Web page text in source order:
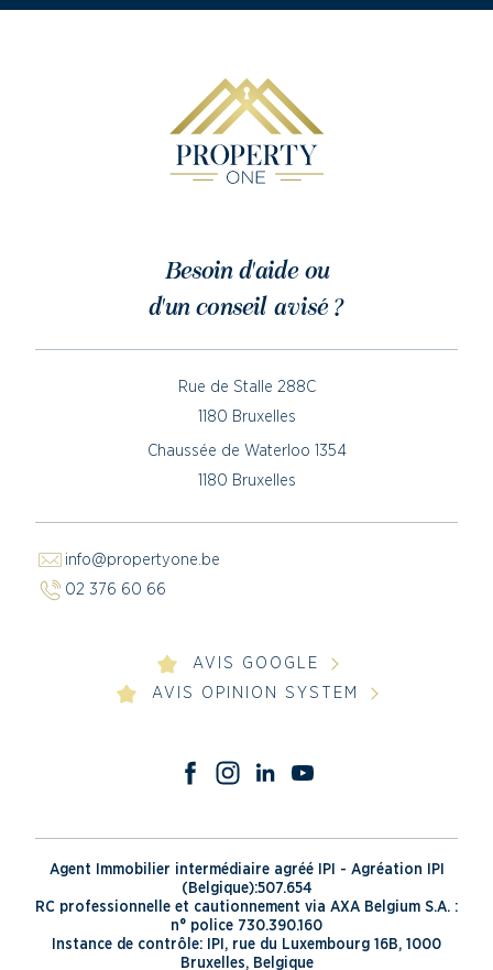
Besoin d'aide ou
d'un conseil avisé ?
Rue de Stalle 288C
1180 Bruxelles
Chaussée de Waterloo 1354
1180 Bruxelles
info@propertyone.be
02 376 60 66
AVIS GOOGLE
AVIS OPINION SYSTEM
Agent Immobilier intermédiaire agréé IPI - Agréation IPI
(Belgique):507.654
RC professionnelle et cautionnement via AXA Belgium S.A. :
n° police 730.390.160
Instance de contrôle: IPI, rue du Luxembourg 16B, 1000
Bruxelles, Belgique